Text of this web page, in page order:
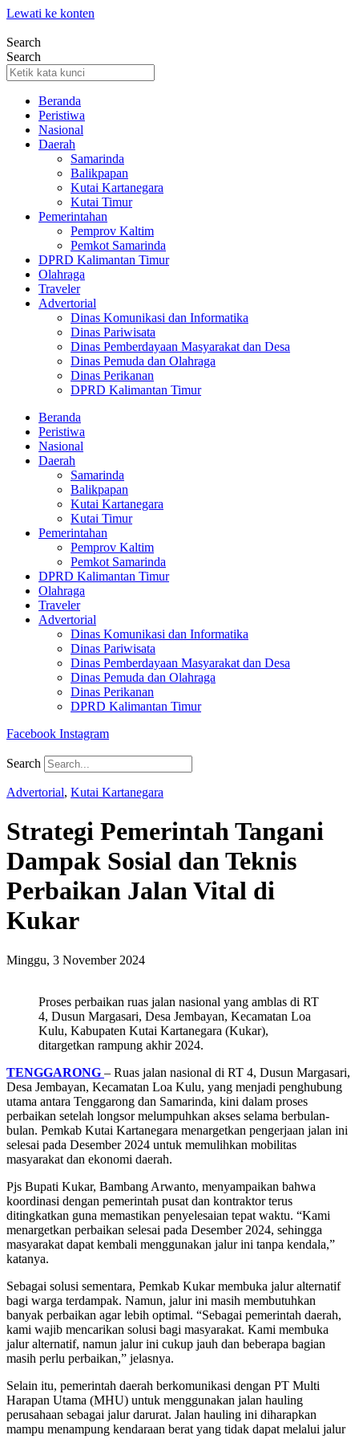
Lewati ke konten
Search
Search
Beranda
Peristiwa
Nasional
Daerah
Samarinda
Balikpapan
Kutai Kartanegara
Kutai Timur
Pemerintahan
Pemprov Kaltim
Pemkot Samarinda
DPRD Kalimantan Timur
Olahraga
Traveler
Advertorial
Dinas Komunikasi dan Informatika
Dinas Pariwisata
Dinas Pemberdayaan Masyarakat dan Desa
Dinas Pemuda dan Olahraga
Dinas Perikanan
DPRD Kalimantan Timur
Beranda
Peristiwa
Nasional
Daerah
Samarinda
Balikpapan
Kutai Kartanegara
Kutai Timur
Pemerintahan
Pemprov Kaltim
Pemkot Samarinda
DPRD Kalimantan Timur
Olahraga
Traveler
Advertorial
Dinas Komunikasi dan Informatika
Dinas Pariwisata
Dinas Pemberdayaan Masyarakat dan Desa
Dinas Pemuda dan Olahraga
Dinas Perikanan
DPRD Kalimantan Timur
Facebook Instagram
Search
Advertorial, Kutai Kartanegara
Strategi Pemerintah Tangani
Dampak Sosial dan Teknis
Perbaikan Jalan Vital di
Kukar
Minggu, 3 November 2024
Proses perbaikan ruas jalan nasional yang amblas di RT
4, Dusun Margasari, Desa Jembayan, Kecamatan Loa
Kulu, Kabupaten Kutai Kartanegara (Kukar),
ditargetkan rampung akhir 2024.
TENGGARONG – Ruas jalan nasional di RT 4, Dusun Margasari,
Desa Jembayan, Kecamatan Loa Kulu, yang menjadi penghubung
utama antara Tenggarong dan Samarinda, kini dalam proses
perbaikan setelah longsor melumpuhkan akses selama berbulan-
bulan. Pemkab Kutai Kartanegara menargetkan pengerjaan jalan ini
selesai pada Desember 2024 untuk memulihkan mobilitas
masyarakat dan ekonomi daerah.
Pjs Bupati Kukar, Bambang Arwanto, menyampaikan bahwa
koordinasi dengan pemerintah pusat dan kontraktor terus
ditingkatkan guna memastikan penyelesaian tepat waktu. “Kami
menargetkan perbaikan selesai pada Desember 2024, sehingga
masyarakat dapat kembali menggunakan jalur ini tanpa kendala,”
katanya.
Sebagai solusi sementara, Pemkab Kukar membuka jalur alternatif
bagi warga terdampak. Namun, jalur ini masih membutuhkan
banyak perbaikan agar lebih optimal. “Sebagai pemerintah daerah,
kami wajib mencarikan solusi bagi masyarakat. Kami membuka
jalur alternatif, namun jalur ini cukup jauh dan beberapa bagian
masih perlu perbaikan,” jelasnya.
Selain itu, pemerintah daerah berkomunikasi dengan PT Multi
Harapan Utama (MHU) untuk menggunakan jalan hauling
perusahaan sebagai jalur darurat. Jalan hauling ini diharapkan
mampu menampung kendaraan berat yang tidak dapat melalui jalur